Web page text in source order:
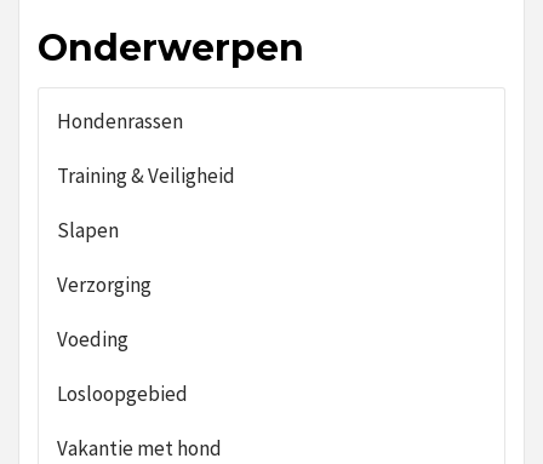
Onderwerpen
Hondenrassen
Training & Veiligheid
Slapen
Verzorging
Voeding
Losloopgebied
Vakantie met hond